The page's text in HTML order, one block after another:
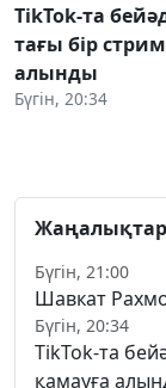
TikTok-та
тағы бір
алынды
Бүгін, 20:34
Жаңалықтар
Бүгін, 21:00
Шавкат
Бүгін, 20:34
TikTok-та
қамауға